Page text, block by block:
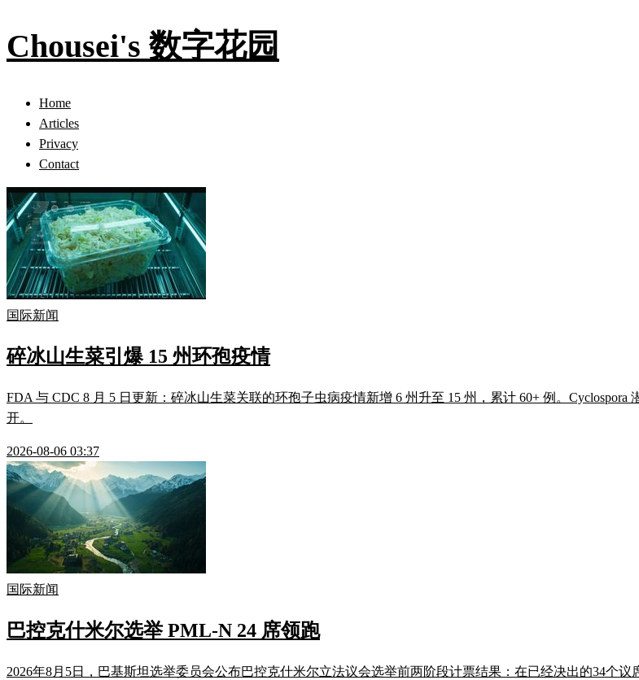
Chousei's 数字花园
Home
Articles
Privacy
Contact
国际新闻
碎冰山生菜引爆 15 州环孢疫情
FDA 与 CDC 8 月 5 日更新：碎冰山生菜关联的环孢子虫病疫情新增 6 州升至 15 州，累计 60+ 例。
开。
2026-08-06 03:37
国际新闻
巴控克什米尔选举 PML-N 24 席领跑
2026年8月5日，巴基斯坦选举委员会公布巴控克什米尔立法议会选举前两阶段计票结果：在已经决出的34个